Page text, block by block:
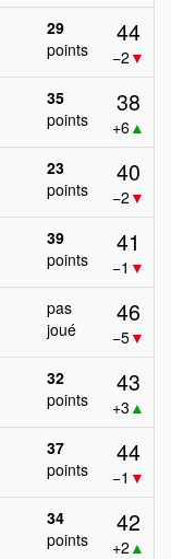
29
points
44
−2 ▼
35
points
38
+6▲
23
points
40
−2 ▼
39
points
41
−1 ▼
pas
joué
46
−5▼
32
points
43
+3 ▲
37
points
44
−1 ▼
34
points
42
+2 ▲